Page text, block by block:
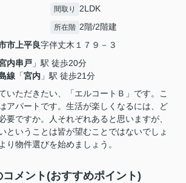
間取り 2LDK
所在階 2階/2階建
市 上平良字伴丈木１７９－３
内串戸 」駅 徒歩20分
線 「宮内 」駅 徒歩21分
いただきたい、「エルコートＢ」です。こ
アパートです。生活が楽しくなるには、ど
要ですか。人それぞれあると思いますが、
ということは皆が望むことではないでしょ
り物件選びを始めましょう。
メント(おすすめポイント)